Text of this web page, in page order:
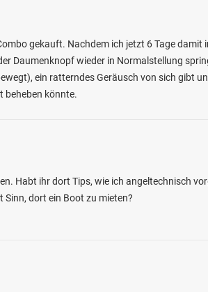
gekauft. Nachdem ich jetzt 6 Tage
Daumenknopf wieder in Normalstellung
ein ratterndes Geräusch von sich gibt
beheben könnte.
Habt ihr dort Tips, wie ich angeltechnisch
dort ein Boot zu mieten?